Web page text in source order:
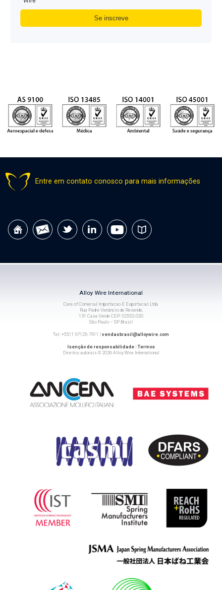
Entre em contato conosco para mais informações
Alloy Wire International
Care of Comersul Importacao E Exportacao Ltda.
Rua Padre Venâncio de Resende,
131 Casa Verde CEP: 02552-020
São Paulo – SP Brazil
Tel: +5511 97125-7911 |vendasbrasil@alloywire.com
Isenção de responsabilidade|Termos
Direitos autorais © 2026 Alloy Wire International